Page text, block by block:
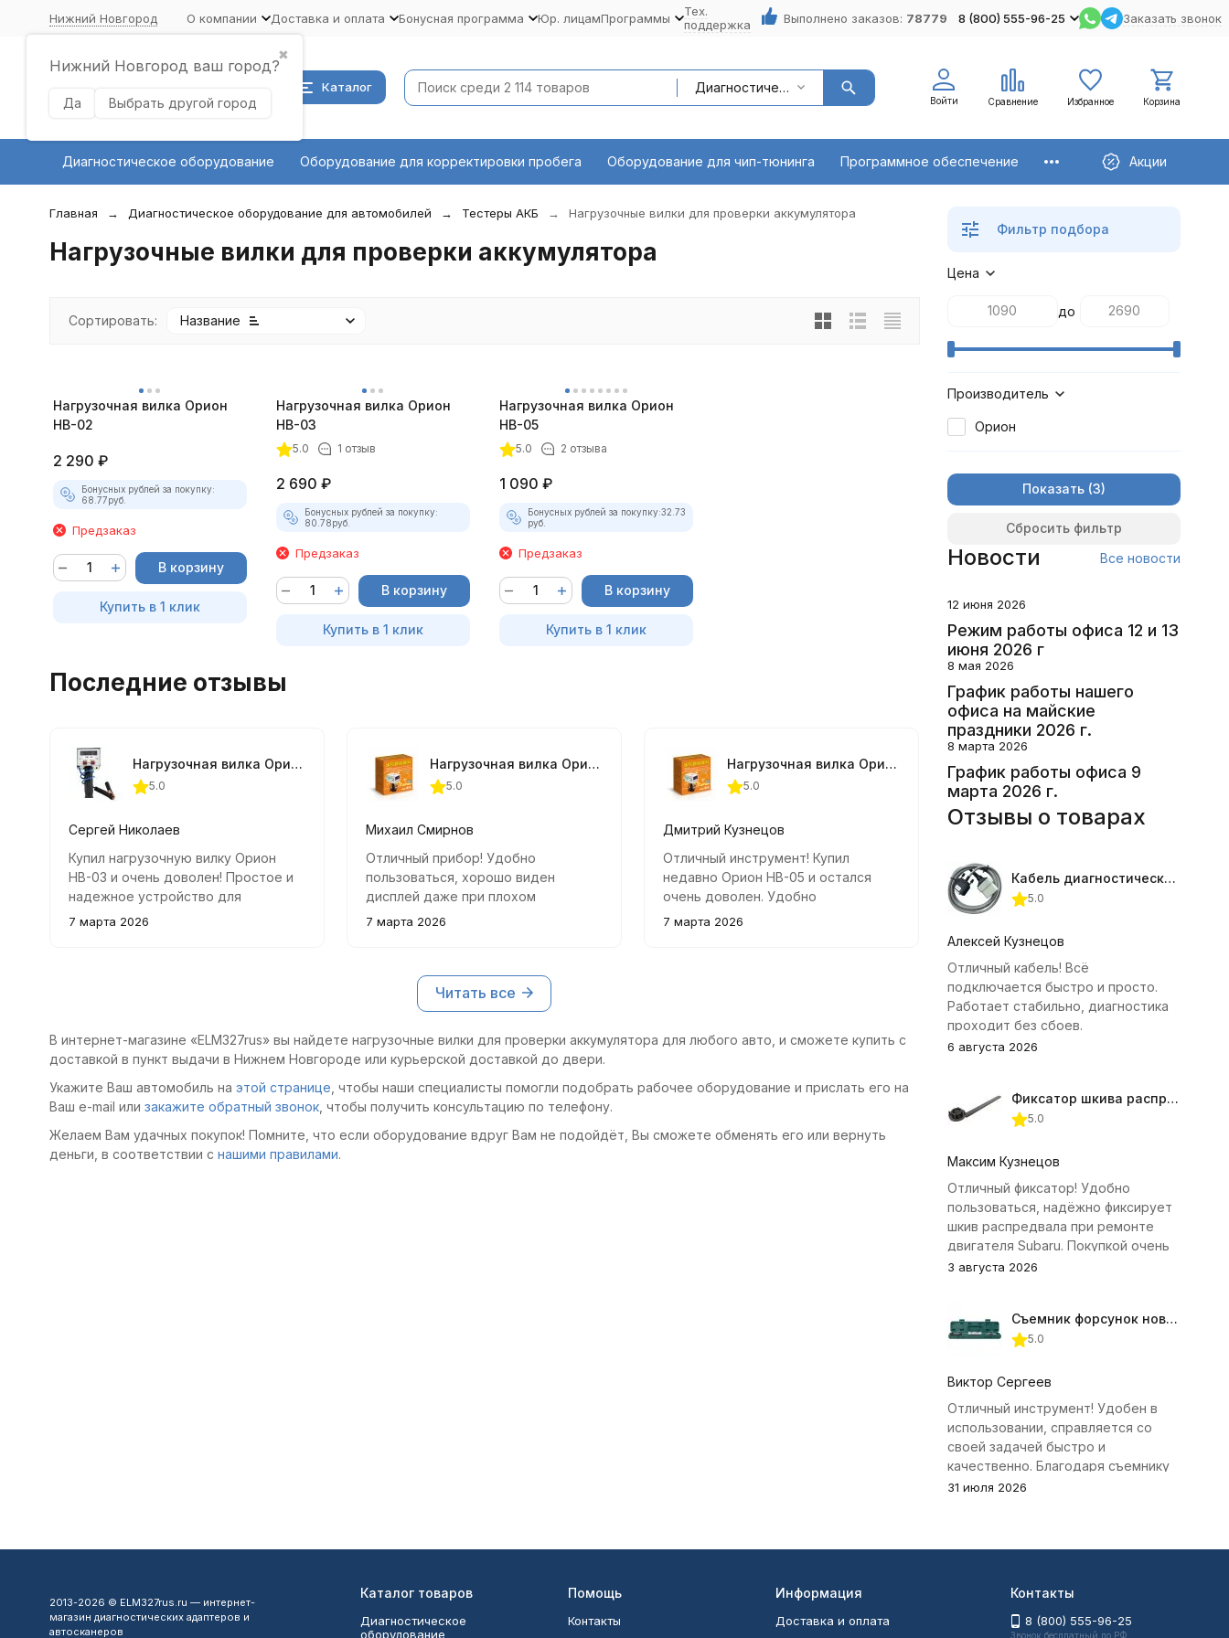
Нижний Новгород
✖
Нижний Новгород ваш город?
Да Выбрать другой город
О компании Доставка и оплата Бонусная программа Юр. лицамПрограммы
Тех.
поддержка
Выполнено заказов: 78779 8 (800) 555-96-25 Заказать звонок
Каталог Диагностическое оборудование
Войти Сравнение Избранное Корзина
Диагностическое оборудование Оборудование для корректировки пробега Оборудование для чип-тюнинга Программное обеспечение Акции
Главная Диагностическое оборудование для автомобилей Тестеры АКБ Нагрузочные вилки для проверки аккумулятора
Нагрузочные вилки для проверки аккумулятора
Сортировать: Название
Нагрузочная вилка Орион
НВ-02
2 290 ₽
Бонусных рублей за покупку:
68.77руб.
Предзаказ
В корзину
Купить в 1 клик
Нагрузочная вилка Орион
НВ-03
5.0 1 отзыв
2 690 ₽
Бонусных рублей за покупку:
80.78руб.
Предзаказ
В корзину
Купить в 1 клик
Нагрузочная вилка Орион
НВ-05
5.0 2 отзыва
1 090 ₽
Бонусных рублей за покупку:32.73
руб.
Предзаказ
В корзину
Купить в 1 клик
Последние отзывы
Нагрузочная вилка Орион НВ-03
5.0
Сергей Николаев
Купил нагрузочную вилку Орион
НВ-03 и очень доволен! Простое и
надежное устройство для
проверки аккумуляторов. Удобный
7 марта 2026
Нагрузочная вилка Орион НВ-05
5.0
Михаил Смирнов
Отличный прибор! Удобно
пользоваться, хорошо виден
дисплей даже при плохом
освещении. Качество сборки
7 марта 2026
Нагрузочная вилка Орион НВ-05
5.0
Дмитрий Кузнецов
Отличный инструмент! Купил
недавно Орион НВ-05 и остался
очень доволен. Удобно
пользоваться, корпус прочный,
7 марта 2026
Читать все
В интернет-магазине «ELM327rus» вы найдете нагрузочные вилки для проверки аккумулятора для любого авто, и сможете купить с
доставкой в пункт выдачи в Нижнем Новгороде или курьерской доставкой до двери.
Укажите Ваш автомобиль на этой странице , чтобы наши специалисты помогли подобрать рабочее оборудование и прислать его на
Ваш e-mail или закажите обратный звонок, чтобы получить консультацию по телефону.
Желаем Вам удачных покупок! Помните, что если оборудование вдруг Вам не подойдёт, Вы сможете обменять его или вернуть
деньги, в соответствии с нашими правилами.
Фильтр подбора
Цена
до
Производитель
Орион
Показать
Сбросить фильтр
Новости Все новости
12 июня 2026
Режим работы офиса 12 и 13
июня 2026 г
8 мая 2026
График работы нашего
офиса на майские
праздники 2026 г.
8 марта 2026
График работы офиса 9
марта 2026 г.
Отзывы о товарах
Кабель диагностический ГАЗ 24 для АВТОАС
5.0
Алексей Кузнецов
Отличный кабель! Всё
подключается быстро и просто.
Работает стабильно, диагностика
проходит без сбоев.
6 августа 2026
Фиксатор шкива распредвала (Subaru) JTC-4409
5.0
Максим Кузнецов
Отличный фиксатор! Удобно
пользоваться, надёжно фиксирует
шкив распредвала при ремонте
двигателя Subaru. Покупкой очень
доволен.
3 августа 2026
Съемник форсунок новых дизельных двигателей Jonnesway
5.0
Виктор Сергеев
Отличный инструмент! Удобен в
использовании, справляется со
своей задачей быстро и
качественно. Благодаря съемнику
удалось избежать лишних хлопот с
31 июля 2026
2013-2026 © ELM327rus.ru — интернет-
магазин диагностических адаптеров и
автосканеров
Каталог товаров
Диагностическое
оборудование
Помощь
Контакты
Информация
Доставка и оплата
Контакты
8 (800) 555-96-25
Звонок бесплатный по РФ